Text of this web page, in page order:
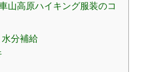
山高原ハイキング服装のコ
分補給